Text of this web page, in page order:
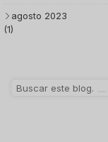
agosto 2023
(1)